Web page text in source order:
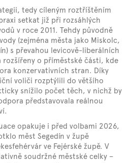
tedy cíleným roztříštěním
setkat již při rozsáhlých
v roce 2011. Tehdy původně
(zejména města jako Miskolc,
s převahou levicově-liberálních
rozšířeny o příměstské části, kde
konzervativních stran. Díky
voliči rozptýlili do většího
snížilo počet těch, v nichž by
představovala reálnou
opakuje i před volbami 2026,
měst Segedín v župě
ve Fejérské župě. V
soudržné městské celky –